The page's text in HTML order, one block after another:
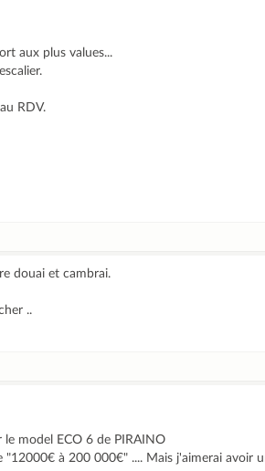
aux plus values...
RDV.
douai et cambrai.
..
model ECO 6 de PIRAINO
"12000€ à 200 000€" .... Mais j'aimerai avoir